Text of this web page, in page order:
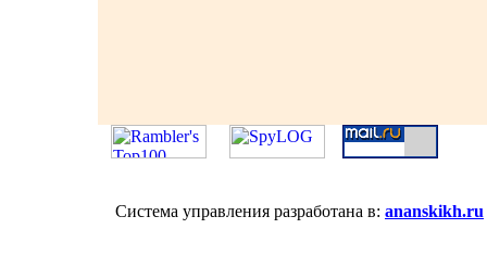
Система управления разработана в: ananskikh.ru